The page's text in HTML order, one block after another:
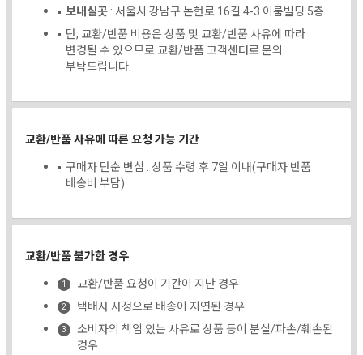
보내실곳: 서울시 강남구 논현로 16길 4-3 이룸빌딩 5층
단, 교환/반품 비용은 상품 및 교환/반품 사유에 따라
변경될 수 있으므로 교환/반품 고객센터로 문의
부탁드립니다.
교환/반품 사유에 따른 요청 가능 기간
구매자 단순 변심 : 상품 수령 후 7일 이내(구매자 반품
배송비 부담)
교환/반품 불가한 경우
교환/반품 요청이 기간이 지난 경우
택배사 사정으로 배송이 지연된 경우
소비자의 책임 있는 사유로 상품 등이 분실/파손/훼손된
경우